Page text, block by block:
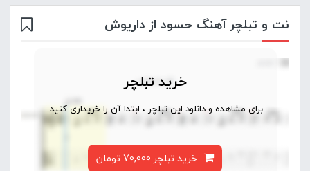
نت و تبلچر آهنگ حسود از داریوش
خرید تبلچر
برای مشاهده و دانلود این تبلچر ، ابتدا آن را خریداری کنید.